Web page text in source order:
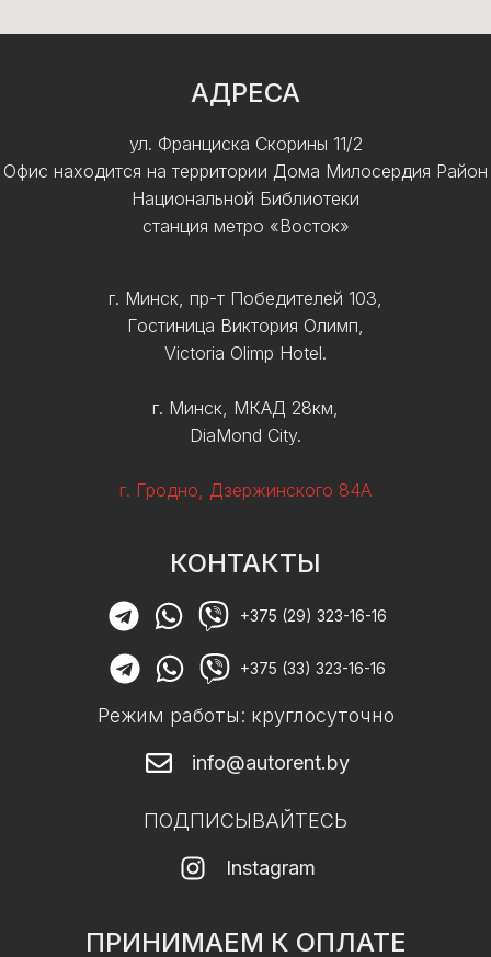
АДРЕСА
ул. Франциска Скорины 11/2
Офис находится на территории Дома Милосердия Район
Национальной Библиотеки
станция метро «Восток»
г. Минск, пр-т Победителей 103,
Гостиница Виктория Олимп,
Victoria Olimp Hotel.
г. Минск, МКАД 28км,
DiaMond City.
г. Гродно, Дзержинского 84А
КОНТАКТЫ
+375 (29) 323-16-16
+375 (33) 323-16-16
Режим работы: круглосуточно
info@autorent.by
ПОДПИСЫВАЙТЕСЬ
Instagram
ПРИНИМАЕМ К ОПЛАТЕ